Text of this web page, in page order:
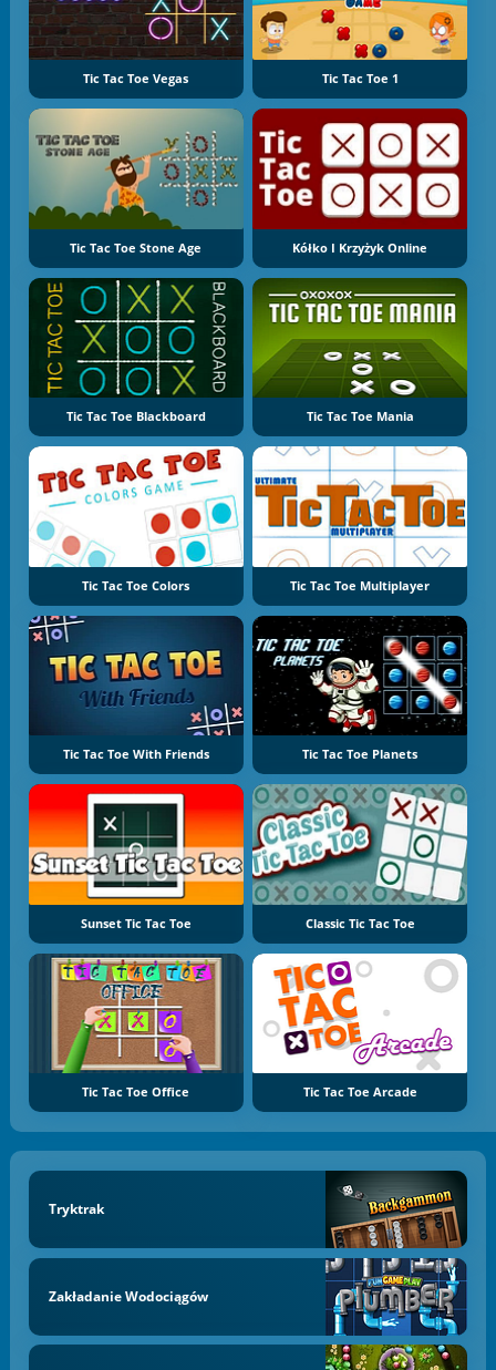
Tic Tac Toe Vegas Tic Tac Toe 1
Tic Tac Toe Stone Age Kółko I Krzyżyk Online
Tic Tac Toe Blackboard Tic Tac Toe Mania
Tic Tac Toe Colors Tic Tac Toe Multiplayer
Tic Tac Toe With Friends Tic Tac Toe Planets
Sunset Tic Tac Toe Classic Tic Tac Toe
Tic Tac Toe Office Tic Tac Toe Arcade
Tryktrak
Zakładanie Wodociągów